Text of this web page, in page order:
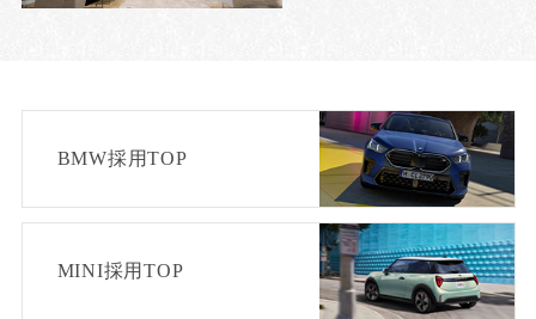
BMW採用TOP
MINI採用TOP